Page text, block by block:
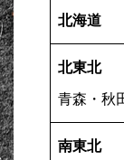
北海道
北東北
青森・秋
南東北